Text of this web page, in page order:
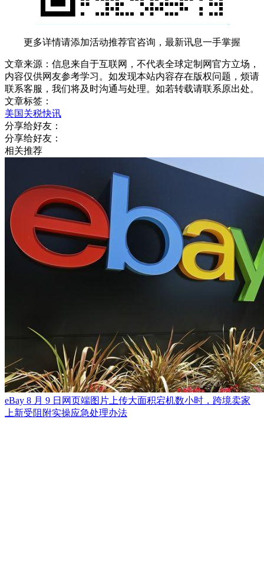
更多详情请添加活动推荐官咨询，最新讯息一手掌握
文章来源：信息来自于互联网，不代表全球定制网官方立场，
内容仅供网友参考学习。如发现本站内容存在版权问题，烦请
联系客服，我们将及时沟通与处理。如若转载请联系原出处。
文章标签：
美国关税快讯
分享给好友：
分享给好友：
相关推荐
eBay 8 月 9 日网页端图片上传大面积宕机数小时，跨境卖家
上新受阻附实操应急处理办法